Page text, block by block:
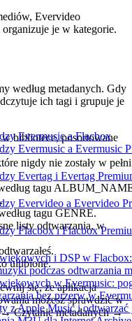
Evermusic a Flacbox
Evermusic a Evermusic
Evertag i Evertag
Evervideo a Evervideo
Flacbox i Flacbox
i DSP w
podczas odtwarzania
w Evermusic:
bez przerw w
z Apple Music i
Evervideo
je w kategorie.
według metadanych. Gdy
ich tagi i grupuje je
bibliotece, posortowane
nigdy nie zostały w pełni
tagu
tagu GENRE.
listy odtwarzania, w
ulubione.
się, że aplikacja
możesz sprawdzić w
Czytanie metadanych →